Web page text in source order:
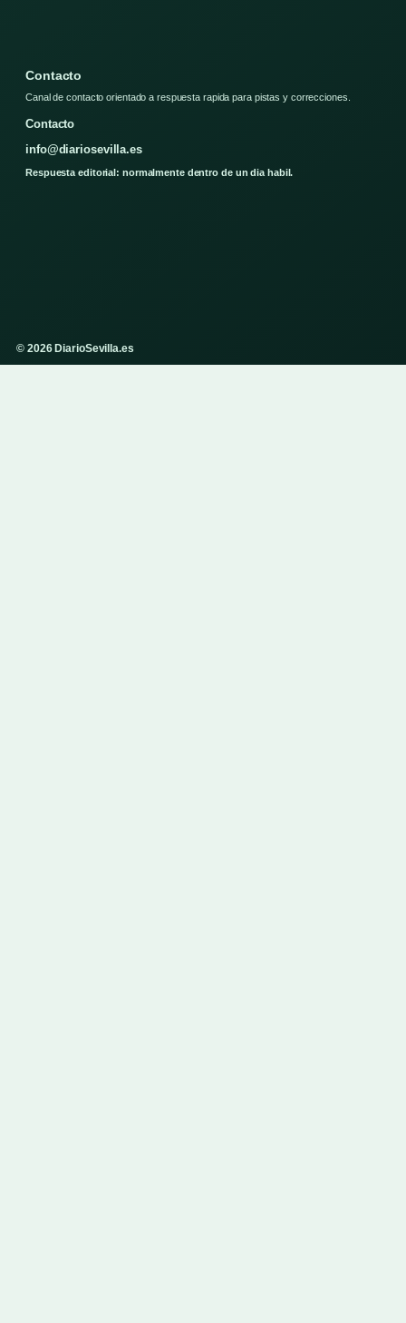
Contacto
Canal de contacto orientado a respuesta rapida para pistas y correcciones.
Contacto
info@diariosevilla.es
Respuesta editorial: normalmente dentro de un dia habil.
© 2026 DiarioSevilla.es